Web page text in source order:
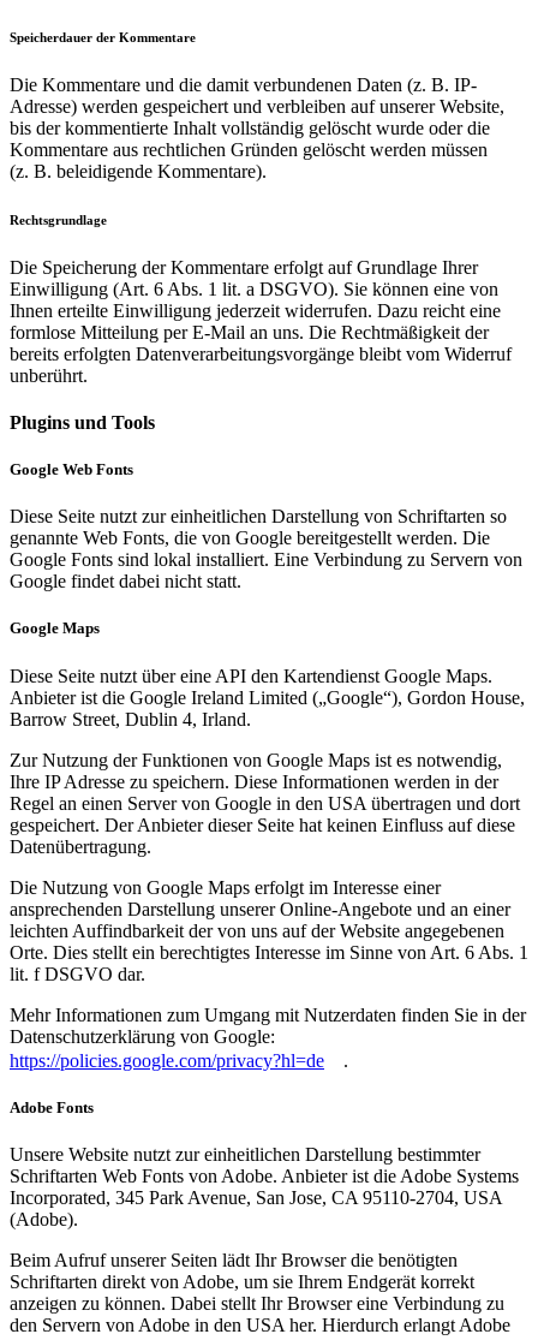
Speicherdauer der Kommentare
Die Kommentare und die damit verbundenen Daten (z. B. IP-
Adresse) werden gespeichert und verbleiben auf unserer Website,
bis der kommentierte Inhalt vollständig gelöscht wurde oder die
Kommentare aus rechtlichen Gründen gelöscht werden müssen
(z. B. beleidigende Kommentare).
Rechtsgrundlage
Die Speicherung der Kommentare erfolgt auf Grundlage Ihrer
Einwilligung (Art. 6 Abs. 1 lit. a DSGVO). Sie können eine von
Ihnen erteilte Einwilligung jederzeit widerrufen. Dazu reicht eine
formlose Mitteilung per E-Mail an uns. Die Rechtmäßigkeit der
bereits erfolgten Datenverarbeitungsvorgänge bleibt vom Widerruf
unberührt.
Plugins und Tools
Google Web Fonts
Diese Seite nutzt zur einheitlichen Darstellung von Schriftarten so
genannte Web Fonts, die von Google bereitgestellt werden. Die
Google Fonts sind lokal installiert. Eine Verbindung zu Servern von
Google findet dabei nicht statt.
Google Maps
Diese Seite nutzt über eine API den Kartendienst Google Maps.
Anbieter ist die Google Ireland Limited („Google“), Gordon House,
Barrow Street, Dublin 4, Irland.
Zur Nutzung der Funktionen von Google Maps ist es notwendig,
Ihre IP Adresse zu speichern. Diese Informationen werden in der
Regel an einen Server von Google in den USA übertragen und dort
gespeichert. Der Anbieter dieser Seite hat keinen Einfluss auf diese
Datenübertragung.
Die Nutzung von Google Maps erfolgt im Interesse einer
ansprechenden Darstellung unserer Online-Angebote und an einer
leichten Auffindbarkeit der von uns auf der Website angegebenen
Orte. Dies stellt ein berechtigtes Interesse im Sinne von Art. 6 Abs. 1
lit. f DSGVO dar.
Mehr Informationen zum Umgang mit Nutzerdaten finden Sie in der
Datenschutzerklärung von Google:
https://policies.google.com/privacy?hl=de
.
Adobe Fonts
Unsere Website nutzt zur einheitlichen Darstellung bestimmter
Schriftarten Web Fonts von Adobe. Anbieter ist die Adobe Systems
Incorporated, 345 Park Avenue, San Jose, CA 95110-2704, USA
(Adobe).
Beim Aufruf unserer Seiten lädt Ihr Browser die benötigten
Schriftarten direkt von Adobe, um sie Ihrem Endgerät korrekt
anzeigen zu können. Dabei stellt Ihr Browser eine Verbindung zu
den Servern von Adobe in den USA her. Hierdurch erlangt Adobe